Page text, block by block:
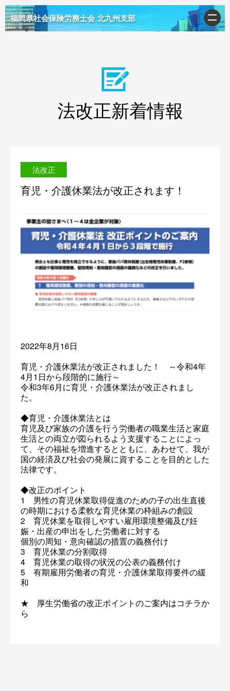
福岡県社会保険労務士会 北九州支部
法改正新着情報
法改正
育児・介護休業法が改正されます！
2022年8月16日
育児・介護休業法が改正されました！ ～令和4年
4月1日から段階的に施行～
令和3年6月に育児・介護休業法が改正されまし
た。
◆育児・介護休業法とは
育児及び家族の介護を行う労働者の職業生活と家庭
生活との両立が図られるよう支援することによっ
て、その福祉を増進するとともに、あわせて、我が
国の経済及び社会の発展に資することを目的とした
法律です。
◆改正のポイント
1 男性の育児休業取得促進のための子の出生直後
の時期における柔軟な育児休業の枠組みの創設
2 育児休業を取得しやすい雇用環境整備及び妊
娠・出産の申出をした労働者に対する
個別の周知・意向確認の措置の義務付け
3 育児休業の分割取得
4 育児休業の取得の状況の公表の義務付け
5 有期雇用労働者の育児・介護休業取得要件の緩
和
★ 厚生労働省の改正ポイントのご案内はコチラか
ら